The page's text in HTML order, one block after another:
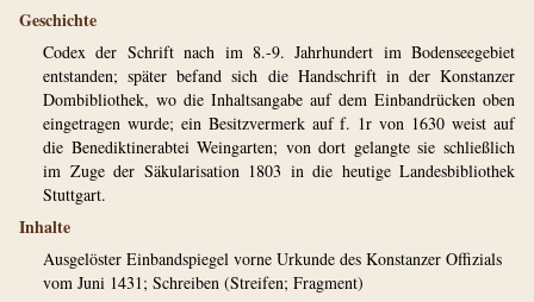
Geschichte
Codex der Schrift nach im 8.-9. Jahrhundert im Bodenseegebiet
entstanden; später befand sich die Handschrift in der Konstanzer
Dombibliothek, wo die Inhaltsangabe auf dem Einbandrücken oben
eingetragen wurde; ein Besitzvermerk auf f. 1r von 1630 weist auf
die Benediktinerabtei Weingarten; von dort gelangte sie schließlich
im Zuge der Säkularisation 1803 in die heutige Landesbibliothek
Stuttgart.
Inhalte
Ausgelöster Einbandspiegel vorne Urkunde des Konstanzer Offizials
vom Juni 1431; Schreiben (Streifen; Fragment)